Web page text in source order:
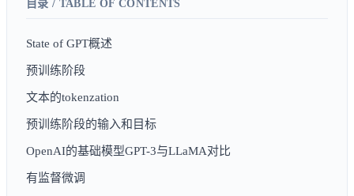
State of GPT概述
预训练阶段
文本的tokenzation
预训练阶段的输入和目标
OpenAI的基础模型GPT-3与LLaMA对比
有监督微调